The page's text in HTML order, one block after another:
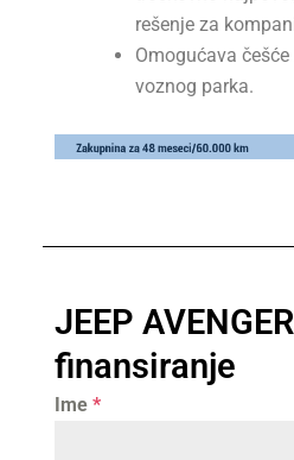
rešenje za
Omogućava
voznog parka.
JEEP
finansiranje
Ime *